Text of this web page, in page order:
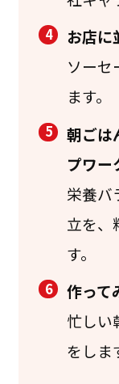
4
お店
ソーセ
ます。
5
朝ごは
プワー
栄養バ
立を、
す。
6
作って
忙しい
をしま